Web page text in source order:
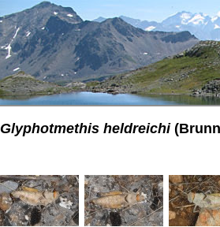
Glyphotmethis heldreichi